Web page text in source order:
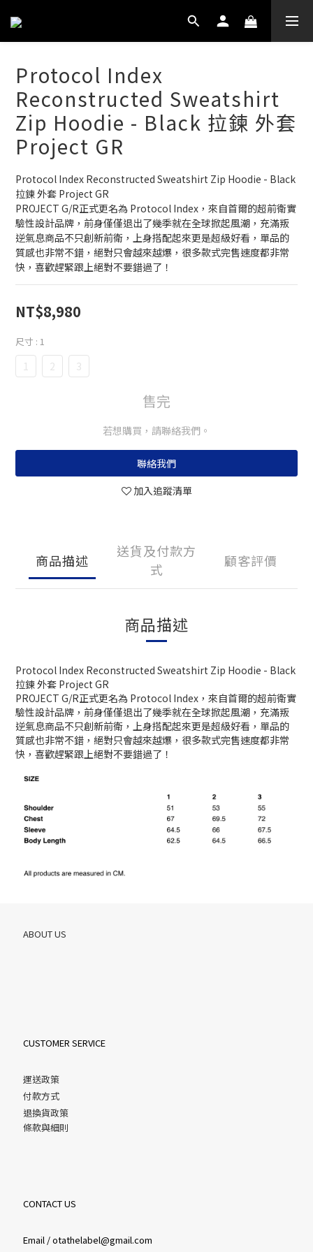
Protocol Index
Reconstructed Sweatshirt
Zip Hoodie - Black 拉鍊 外套
Project GR
Protocol Index Reconstructed Sweatshirt Zip Hoodie - Black
拉鍊 外套 Project GR
PROJECT G/R正式更名為 Protocol Index，來自首爾的超前衛實
驗性設計品牌，前身僅僅退出了幾季就在全球掀起風潮，充滿叛
逆氣息商品不只創新前衛，上身搭配起來更是超級好看，單品的
質感也非常不錯，絕對只會越來越爆，很多款式完售速度都非常
快，喜歡趕緊跟上絕對不要錯過了！
NT$8,980
尺寸 : 1
1 2 3
售完
若想購買，請聯絡我們。
聯絡我們
加入追蹤清單
商品描述
送貨及付款方
式
顧客評價
商品描述
Protocol Index Reconstructed Sweatshirt Zip Hoodie - Black
拉鍊 外套 Project GR
PROJECT G/R正式更名為 Protocol Index，來自首爾的超前衛實
驗性設計品牌，前身僅僅退出了幾季就在全球掀起風潮，充滿叛
逆氣息商品不只創新前衛，上身搭配起來更是超級好看，單品的
質感也非常不錯，絕對只會越來越爆，很多款式完售速度都非常
快，喜歡趕緊跟上絕對不要錯過了！
ABOUT US
CUSTOMER SERVICE
運送政策
付款方式
退換貨政策
條款與細則
CONTACT US
Email / otathelabel@gmail.com